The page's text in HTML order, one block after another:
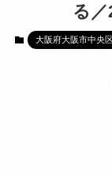
る
大阪府大阪市中央